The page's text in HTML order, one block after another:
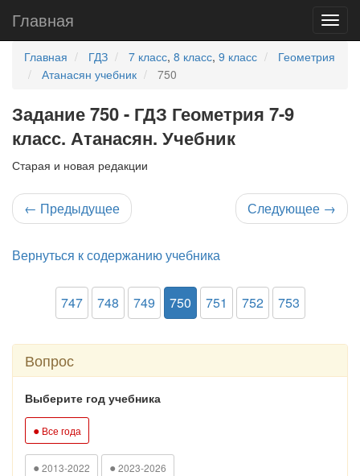
Главная
Главная ГДЗ 7 класс, 8 класс, 9 класс
Геометрия
Атанасян учебник
750
Задание 750 - ГДЗ Геометрия 7-9
класс. Атанасян. Учебник
Старая и новая редакции
← Предыдущее Следующее →
Вернуться к содержанию учебника
747 748 749 750 751 752 753
Вопрос
Выберите год учебника
● Все года
● 2013-2022 ● 2023-2026